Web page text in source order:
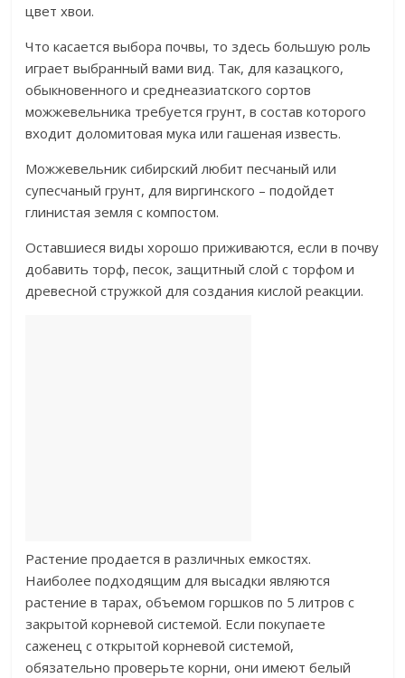
цвет хвои.
Что касается выбора почвы, то здесь большую роль
играет выбранный вами вид. Так, для казацкого,
обыкновенного и среднеазиатского сортов
можжевельника требуется грунт, в состав которого
входит доломитовая мука или гашеная известь.
Можжевельник сибирский любит песчаный или
супесчаный грунт, для виргинского – подойдет
глинистая земля с компостом.
Оставшиеся виды хорошо приживаются, если в почву
добавить торф, песок, защитный слой с торфом и
древесной стружкой для создания кислой реакции.
Растение продается в различных емкостях.
Наиболее подходящим для высадки являются
растение в тарах, объемом горшков по 5 литров с
закрытой корневой системой. Если покупаете
саженец с открытой корневой системой,
обязательно проверьте корни, они имеют белый